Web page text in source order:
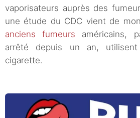
vaporisateurs auprès des
une étude du CDC vient de
anciens fumeurs américains,
arrêté depuis un an, utilisent
cigarette.